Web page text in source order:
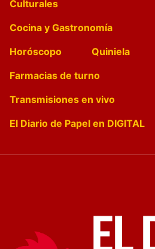
Culturales
Cocina y Gastronomía
Horóscopo
Quiniela
Farmacias de turno
Transmisiones en vivo
El Diario de Papel en DIGITAL